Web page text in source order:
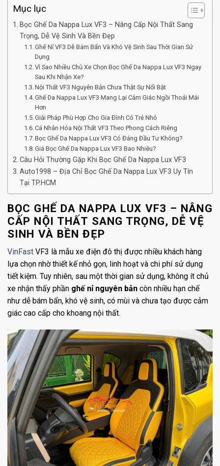
Mục lục
Bọc Ghế Da Nappa Lux VF3 – Nâng Cấp Nội Thất Sang
Trọng, Dễ Vệ Sinh Và Bền Đẹp
Ghế Nỉ VF3 Dễ Bám Bẩn Và Khó Vệ Sinh Sau Thời Gian Sử
Dụng
Vì Sao Nhiều Chủ Xe Chọn Bọc Ghế Da Nappa Lux VF3 Ngay
Sau Khi Nhận Xe?
Nội Thất VF3 Nguyên Bản Chưa Thật Sự Nổi Bật
Ghế Da Nappa Lux VF3 Mang Lại Cảm Giác Ngồi Thoải Mái
Hơn
Giải Pháp Phù Hợp Cho Gia Đình Có Trẻ Nhỏ
Cá Nhân Hóa Nội Thất VF3 Theo Phong Cách Riêng
Bọc Ghế Da Nappa Lux VF3 Có Đáng Đầu Tư Không?
Giá Bọc Ghế Da Nappa Lux VF3 Bao Nhiêu?
Câu Hỏi Thường Gặp Khi Bọc Ghế Da Nappa Lux VF3
Auto1998 – Địa Chỉ Bọc Ghế Da Nappa Lux VF3 Uy Tín
Tại TP.HCM
BỌC GHẾ DA NAPPA LUX VF3 – NÂNG
CẤP NỘI THẤT SANG TRỌNG, DỄ VỆ
SINH VÀ BỀN ĐẸP
VinFast VF3 là mẫu xe điện đô thị được nhiều khách hàng
lựa chọn nhờ thiết kế nhỏ gọn, linh hoạt và chi phí sử dụng
tiết kiệm. Tuy nhiên, sau một thời gian sử dụng, không ít chủ
xe nhận thấy phần ghế nỉ nguyên bản còn nhiều hạn chế
như dễ bám bẩn, khó vệ sinh, có mùi và chưa tạo được cảm
giác cao cấp cho khoang nội thất.